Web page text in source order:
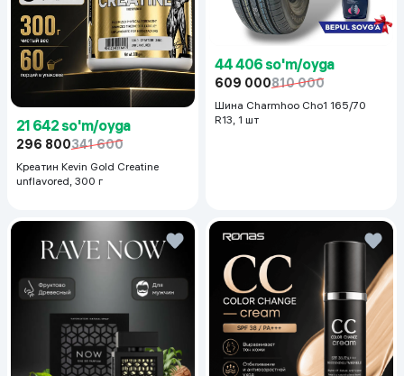
21 642 so'm/oyga
296 800341 600
Креатин Kevin Gold Creatine
unflavored, 300 г
44 406 so'm/oyga
609 000810 000
Шина Charmhoo Cho1 165/70
R13, 1 шт